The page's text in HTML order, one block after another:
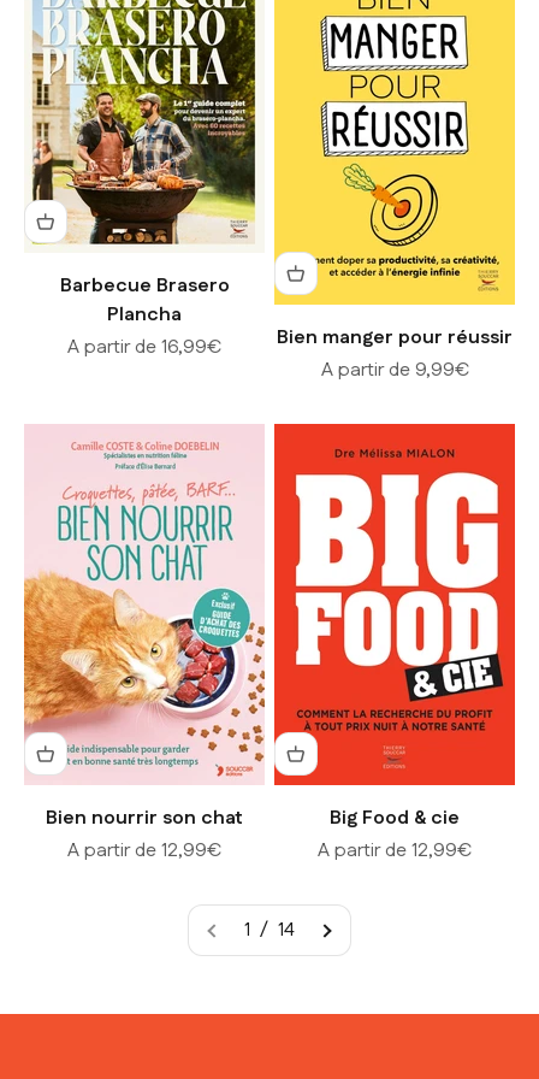
Barbecue Brasero
Plancha
Prix de vente
A partir de 16,99€
Bien manger pour réussir
Prix de vente
A partir de 9,99€
Bien nourrir son chat
Prix de vente
A partir de 12,99€
Big Food & cie
Prix de vente
A partir de 12,99€
1 / 14